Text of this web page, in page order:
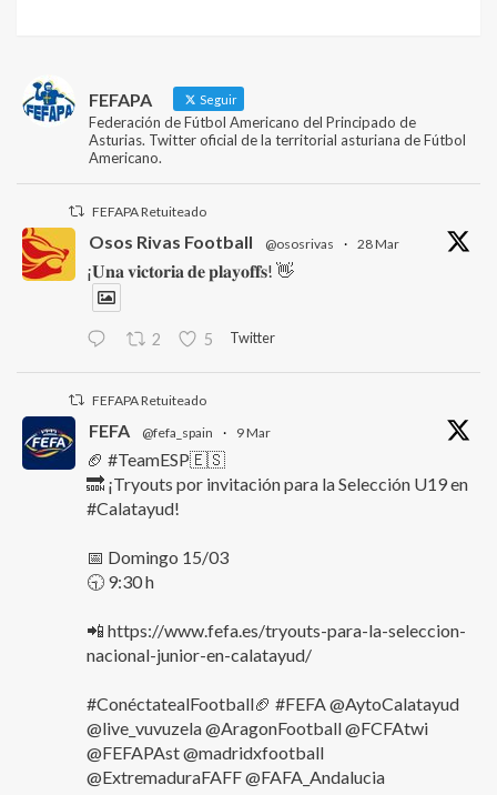
FEFAPA Seguir
Federación de Fútbol Americano del Principado de
Asturias. Twitter oficial de la territorial asturiana de Fútbol
Americano.
FEFAPA Retuiteado
Osos Rivas Football @ososrivas · 28 Mar
¡𝐔𝐧𝐚 𝐯𝐢𝐜𝐭𝐨𝐫𝐢𝐚 𝐝𝐞 𝐩𝐥𝐚𝐲𝐨𝐟𝐟𝐬! 👋
2 5 Twitter
FEFAPA Retuiteado
FEFA @fefa_spain · 9 Mar
🏈 #TeamESP🇪🇸
🔜 ¡Tryouts por invitación para la Selección U19 en
#Calatayud!
📅 Domingo 15/03
🕤 9:30 h
📲 https://www.fefa.es/tryouts-para-la-seleccion-
nacional-junior-en-calatayud/
#ConéctatealFootball🏈 #FEFA @AytoCalatayud
@live_vuvuzela @AragonFootball @FCFAtwi
@FEFAPAst @madridxfootball
@ExtremaduraFAFF @FAFA_Andalucia